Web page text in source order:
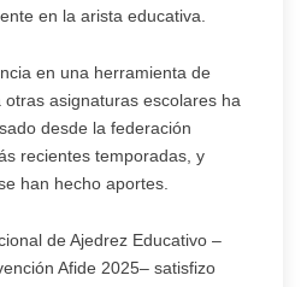
en la arista educativa.
en una herramienta de
asignaturas escolares ha
desde la federación
recientes temporadas, y
han hecho aportes.
de Ajedrez Educativo –
Afide 2025– satisfizo